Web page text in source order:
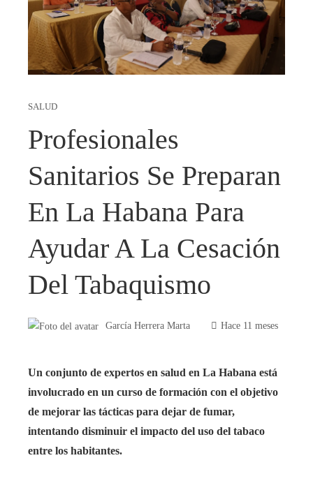
SALUD
Profesionales
Sanitarios Se Preparan
En La Habana Para
Ayudar A La Cesación
Del Tabaquismo
García Herrera Marta Hace 11 meses
Un conjunto de expertos en salud en La Habana está
involucrado en un curso de formación con el objetivo
de mejorar las tácticas para dejar de fumar,
intentando disminuir el impacto del uso del tabaco
entre los habitantes.